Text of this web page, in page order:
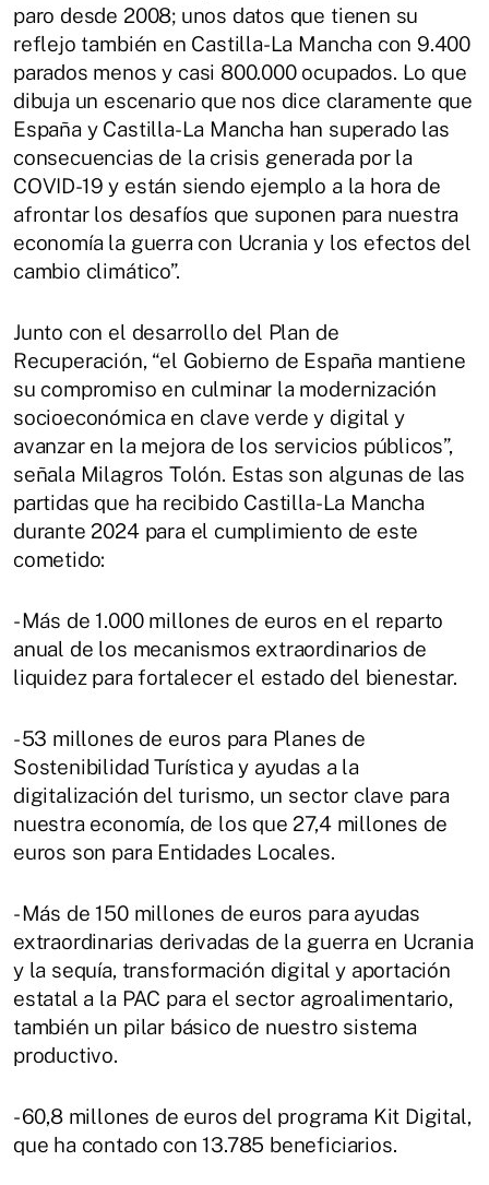
paro desde 2008; unos datos que tienen su
reflejo también en Castilla-La Mancha con 9.400
parados menos y casi 800.000 ocupados. Lo que
dibuja un escenario que nos dice claramente que
España y Castilla-La Mancha han superado las
consecuencias de la crisis generada por la
COVID-19 y están siendo ejemplo a la hora de
afrontar los desafíos que suponen para nuestra
economía la guerra con Ucrania y los efectos del
cambio climático”.
Junto con el desarrollo del Plan de
Recuperación, “el Gobierno de España mantiene
su compromiso en culminar la modernización
socioeconómica en clave verde y digital y
avanzar en la mejora de los servicios públicos”,
señala Milagros Tolón. Estas son algunas de las
partidas que ha recibido Castilla-La Mancha
durante 2024 para el cumplimiento de este
cometido:
- Más de 1.000 millones de euros en el reparto
anual de los mecanismos extraordinarios de
liquidez para fortalecer el estado del bienestar.
- 53 millones de euros para Planes de
Sostenibilidad Turística y ayudas a la
digitalización del turismo, un sector clave para
nuestra economía, de los que 27,4 millones de
euros son para Entidades Locales.
- Más de 150 millones de euros para ayudas
extraordinarias derivadas de la guerra en Ucrania
y la sequía, transformación digital y aportación
estatal a la PAC para el sector agroalimentario,
también un pilar básico de nuestro sistema
productivo.
- 60,8 millones de euros del programa Kit Digital,
que ha contado con 13.785 beneficiarios.